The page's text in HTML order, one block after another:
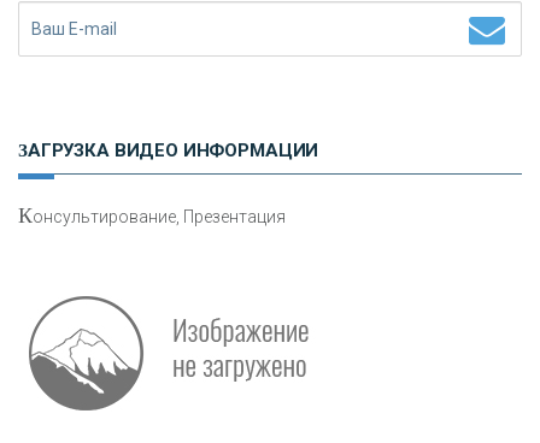
ЗАГРУЗКА ВИДЕО ИНФОРМАЦИИ
Консультирование, Презентация